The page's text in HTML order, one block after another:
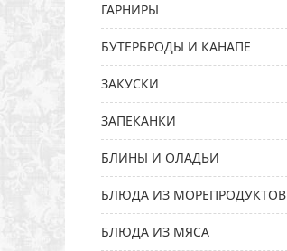
ГАРНИРЫ
БУТЕРБРОДЫ И КАНАПЕ
ЗАКУСКИ
ЗАПЕКАНКИ
БЛИНЫ И ОЛАДЬИ
БЛЮДА ИЗ МОРЕПРОДУКТОВ
БЛЮДА ИЗ МЯСА